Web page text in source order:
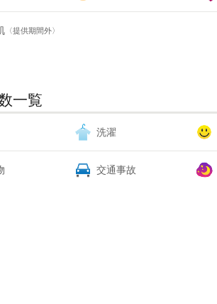
〈提供期間外〉
一覧
洗濯
交通事故